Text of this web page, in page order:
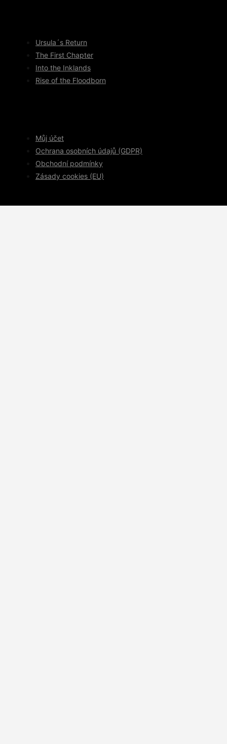
Ursula´s Return
The First Chapter
Into the Inklands
Rise of the Floodborn
Můj účet
Ochrana osobních údajů (GDPR)
Obchodní podmínky
Zásady cookies (EU)